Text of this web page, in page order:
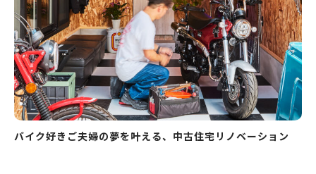
バイク好きご夫婦の夢を叶える、中古住宅リノベーション